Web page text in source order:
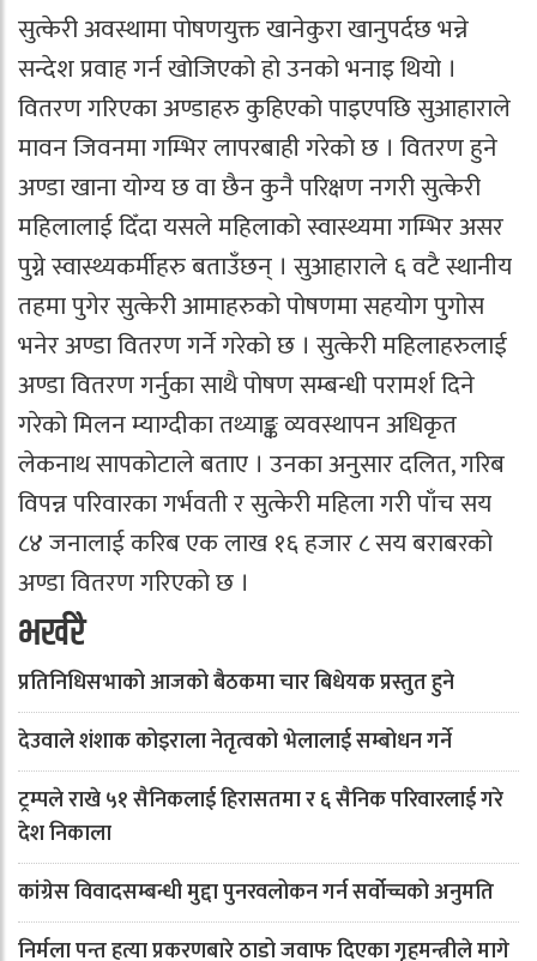
सुत्केरी अवस्थामा पोषणयुक्त खानेकुरा खानुपर्दछ भन्ने
सन्देश प्रवाह गर्न खोजिएको हो उनको भनाइ थियो ।
वितरण गरिएका अण्डाहरु कुहिएको पाइएपछि सुआहाराले
मावन जिवनमा गम्भिर लापरबाही गरेको छ । वितरण हुने
अण्डा खाना योग्य छ वा छैन कुनै परिक्षण नगरी सुत्केरी
महिलालाई दिँदा यसले महिलाको स्वास्थ्यमा गम्भिर असर
पुग्ने स्वास्थ्यकर्मीहरु बताउँछन् । सुआहाराले ६ वटै स्थानीय
तहमा पुगेर सुत्केरी आमाहरुको पोषणमा सहयोग पुगोस
भनेर अण्डा वितरण गर्ने गरेको छ । सुत्केरी महिलाहरुलाई
अण्डा वितरण गर्नुका साथै पोषण सम्बन्धी परामर्श दिने
गरेको मिलन म्याग्दीका तथ्याङ्क व्यवस्थापन अधिकृत
लेकनाथ सापकोटाले बताए । उनका अनुसार दलित, गरिब
विपन्न परिवारका गर्भवती र सुत्केरी महिला गरी पाँच सय
८४ जनालाई करिब एक लाख १६ हजार ८ सय बराबरको
अण्डा वितरण गरिएको छ ।
भर्खरै
प्रतिनिधिसभाको आजको बैठकमा चार बिधेयक प्रस्तुत हुने
देउवाले शंशाक कोइराला नेतृत्वको भेलालाई सम्बोधन गर्ने
ट्रम्पले राखे ५१ सैनिकलाई हिरासतमा र ६ सैनिक परिवारलाई गरे
देश निकाला
कांग्रेस विवादसम्बन्धी मुद्दा पुनरवलोकन गर्न सर्वोच्चको अनुमति
निर्मला पन्त हत्या प्रकरणबारे ठाडो जवाफ दिएका गृहमन्त्रीले मागे